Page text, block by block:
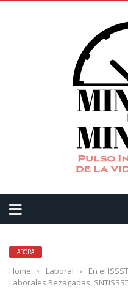
LABORAL
Home › Laboral ›
En el
Laborales Rezagadas: